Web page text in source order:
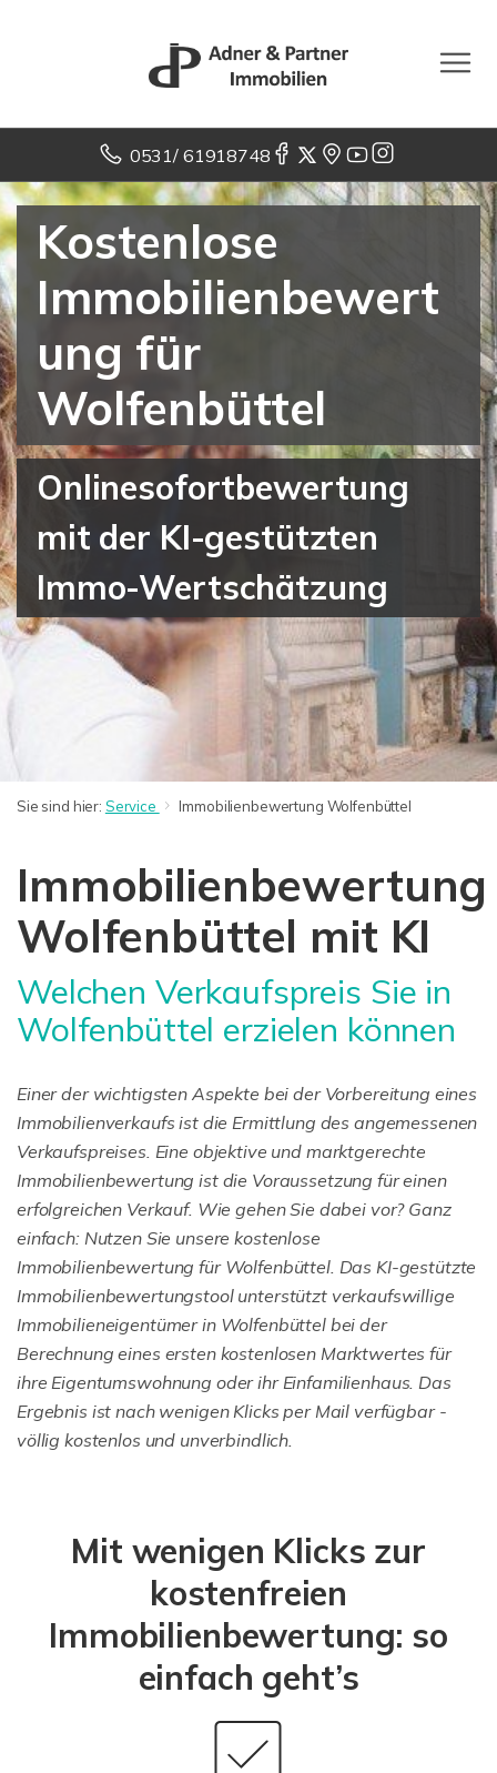
0531/ 61918748
Kostenlose
Immobilienbewert
ung für
Wolfenbüttel
Onlinesofortbewertung
mit der KI-gestützten
Immo-Wertschätzung
Sie sind hier: Service Immobilienbewertung Wolfenbüttel
Immobilienbewertung
Wolfenbüttel mit KI
Welchen Verkaufspreis Sie in
Wolfenbüttel erzielen können
Einer der wichtigsten Aspekte bei der Vorbereitung eines
Immobilienverkaufs ist die Ermittlung des angemessenen
Verkaufspreises. Eine objektive und marktgerechte
Immobilienbewertung ist die Voraussetzung für einen
erfolgreichen Verkauf. Wie gehen Sie dabei vor? Ganz
einfach: Nutzen Sie unsere kostenlose
Immobilienbewertung für Wolfenbüttel. Das KI-gestützte
Immobilienbewertungstool unterstützt verkaufswillige
Immobilieneigentümer in Wolfenbüttel bei der
Berechnung eines ersten kostenlosen Marktwertes für
ihre Eigentumswohnung oder ihr Einfamilienhaus. Das
Ergebnis ist nach wenigen Klicks per Mail verfügbar -
völlig kostenlos und unverbindlich.
Mit wenigen Klicks zur
kostenfreien
Immobilienbewertung: so
einfach geht’s